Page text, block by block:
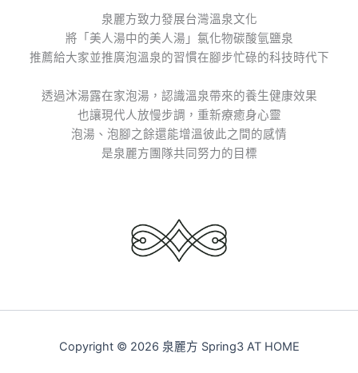
泉麗方致力發展台灣溫泉文化
將「美人湯中的美人湯」氯化物碳酸氫鹽泉
推薦給大家並推廣泡溫泉的習慣在腳步忙碌的科技時代下
透過沐湯露在家泡湯，認識溫泉帶來的養生健康效果
也讓現代人放慢步調，重新療癒身心靈
泡湯、泡腳之餘還能增溫彼此之間的感情
是泉麗方團隊共同努力的目標
Copyright © 2026 泉麗方 Spring3 AT HOME